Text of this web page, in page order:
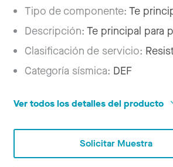
Tipo de componente:Te
Descripción:Te principal para
Clasificación de servicio:
Categoría sísmica: DEF
Ver todos los detalles del producto
Solicitar Muestra